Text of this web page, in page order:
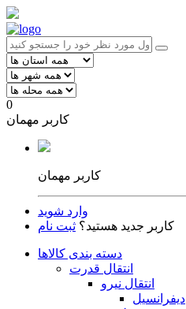
0
کاربر مهمان
کاربر مهمان
وارد شوید
کاربر جدید هستید؟ ثبت نام
دسته بندی کالاها
انتقال قدرت
انتقال نیرو
دیفرانسیل